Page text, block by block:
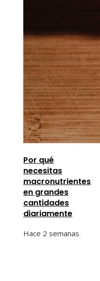
Por qué
necesitas
macronutrientes
en grandes
cantidades
diariamente
Hace 2 semanas